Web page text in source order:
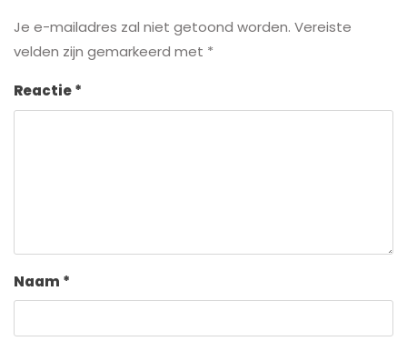
Je e-mailadres zal niet getoond worden. Vereiste
velden zijn gemarkeerd met *
Reactie*
Naam *